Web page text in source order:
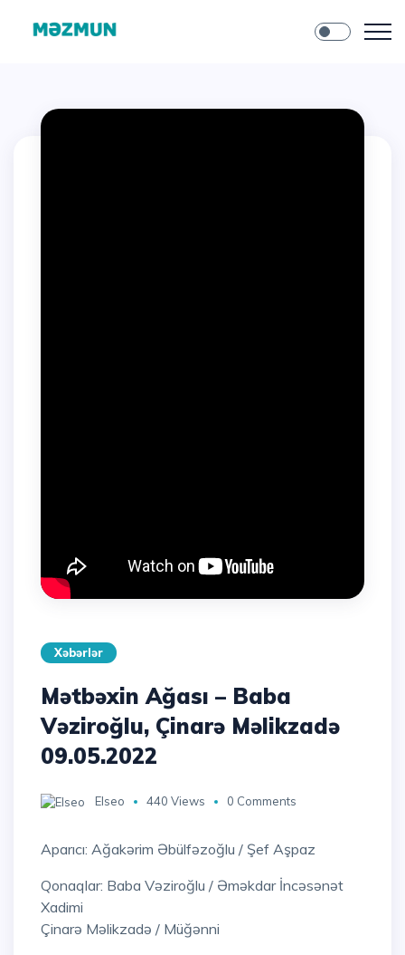
Xəbərlər
Mətbəxin Ağası – Baba
Vəziroğlu, Çinarə Məlikzadə
09.05.2022
Elseo 440 Views 0 Comments
Aparıcı: Ağakərim Əbülfəzoğlu / Şef Aşpaz
Qonaqlar: Baba Vəziroğlu / Əməkdar İncəsənət
Xadimi
Çinarə Məlikzadə / Müğənni